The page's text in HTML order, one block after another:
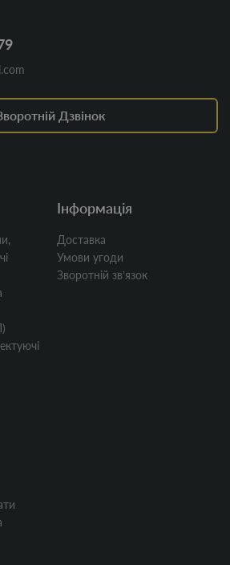
Дзвінок
Інформація
Доставка
Умови угоди
Зворотній звʼязок